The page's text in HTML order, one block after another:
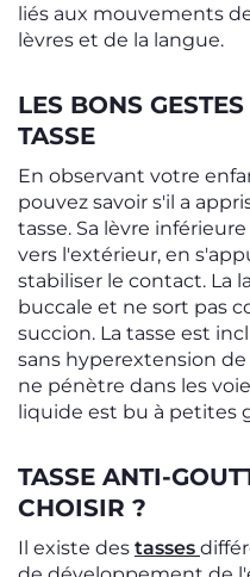
liés aux mouvements
lèvres et de la langue.
LES BONS
TASSE
En observant votre
pouvez savoir s'il a
tasse. Sa lèvre
vers l'extérieur, en
stabiliser le contact. La
buccale et ne sort pas
succion. La tasse est
sans hyperextension
ne pénètre dans les
liquide est bu à petites
TASSE ANTI-
CHOISIR ?
Il existe des tasses